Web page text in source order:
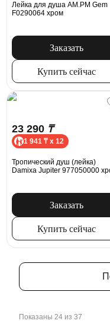
Лейка для душа AM.PM Gem
F0290064 хром
Заказать
Купить сейчас
23 290 ₸
1 941 ₸ x 12
Тропический душ (лейка)
Damixa Jupiter 977050000
Заказать
Купить сейчас
Показаны 24 из 37